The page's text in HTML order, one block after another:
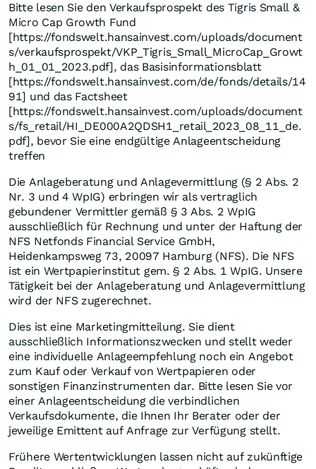
Bitte lesen Sie den Verkaufsprospekt des Tigris Small &
Micro Cap Growth Fund
[https://fondswelt.hansainvest.com/uploads/document
s/verkaufsprospekt/VKP_Tigris_Small_MicroCap_Growt
h_01_01_2023.pdf], das Basisinformationsblatt
[https://fondswelt.hansainvest.com/de/fonds/details/14
91] und das Factsheet
[https://fondswelt.hansainvest.com/uploads/document
s/fs_retail/HI_DE000A2QDSH1_retail_2023_08_11_de.
pdf], bevor Sie eine endgültige Anlageentscheidung
treffen
Die Anlageberatung und Anlagevermittlung (§ 2 Abs. 2
Nr. 3 und 4 WpIG) erbringen wir als vertraglich
gebundener Vermittler gemäß § 3 Abs. 2 WpIG
ausschließlich für Rechnung und unter der Haftung der
NFS Netfonds Financial Service GmbH,
Heidenkampsweg 73, 20097 Hamburg (NFS). Die NFS
ist ein Wertpapierinstitut gem. § 2 Abs. 1 WpIG. Unsere
Tätigkeit bei der Anlageberatung und Anlagevermittlung
wird der NFS zugerechnet.
Dies ist eine Marketingmitteilung. Sie dient
ausschließlich Informationszwecken und stellt weder
eine individuelle Anlageempfehlung noch ein Angebot
zum Kauf oder Verkauf von Wertpapieren oder
sonstigen Finanzinstrumenten dar. Bitte lesen Sie vor
einer Anlageentscheidung die verbindlichen
Verkaufsdokumente, die Ihnen Ihr Berater oder der
jeweilige Emittent auf Anfrage zur Verfügung stellt.
Frühere Wertentwicklungen lassen nicht auf zukünftige